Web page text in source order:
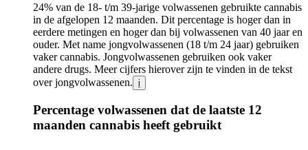
24% van de 18- t/m 39-jarige volwassenen gebruikte cannabis
in de afgelopen 12 maanden. Dit percentage is hoger dan in
eerdere metingen en hoger dan bij volwassenen van 40 jaar en
ouder. Met name jongvolwassenen (18 t/m 24 jaar) gebruiken
vaker cannabis. Jongvolwassenen gebruiken ook vaker
andere drugs. Meer cijfers hierover zijn te vinden in de tekst
over jongvolwassenen. i
Percentage volwassenen dat de laatste 12
maanden cannabis heeft gebruikt